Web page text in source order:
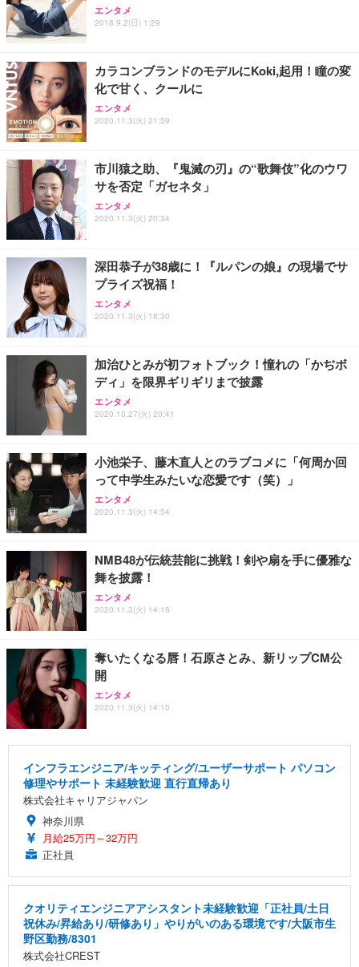
エンタメ
2018.9.2(日) 1:29
カラコンブランドのモデルにKoki,起用！瞳の変
化で甘く、クールに
エンタメ
2020.11.3(火) 21:59
市川猿之助、『鬼滅の刃』の“歌舞伎”化のウワ
サを否定「ガセネタ」
エンタメ
2020.11.3(火) 20:34
深田恭子が38歳に！『ルパンの娘』の現場でサ
プライズ祝福！
エンタメ
2020.11.3(火) 18:30
加治ひとみが初フォトブック！憧れの「かぢボ
ディ」を限界ギリギリまで披露
エンタメ
2020.10.27(火) 20:41
小池栄子、藤木直人とのラブコメに「何周か回
って中学生みたいな恋愛です（笑）」
エンタメ
2020.11.3(火) 14:54
NMB48が伝統芸能に挑戦！剣や扇を手に優雅な
舞を披露！
エンタメ
2020.11.3(火) 14:18
奪いたくなる唇！石原さとみ、新リップCM公
開
エンタメ
2020.11.3(火) 14:10
インフラエンジニア/キッティング/ユーザーサポート パソコン
修理やサポート 未経験歓迎 直行直帰あり
株式会社キャリアジャパン
神奈川県
月給25万円～32万円
正社員
クオリティエンジニアアシスタント未経験歓迎「正社員/土日
祝休み/昇給あり/研修あり」やりがいのある環境です/大阪市生
野区勤務/8301
株式会社CREST